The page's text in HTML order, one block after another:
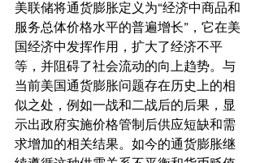
美联储将通货膨胀定义为“经济中商品和
服务总体价格水平的普遍增长”，它在美
国经济中发挥作用，扩大了经济不平
等，并阻碍了社会流动的向上趋势。与
当前美国通货膨胀问题存在历史上的相
似之处，例如一战和二战后的后果，显
示出政府实施价格管制后供应短缺和需
求增加的相关结果。如今的通货膨胀继